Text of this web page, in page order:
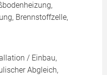
Brennstoffzelle,
/ Einbau,
Abgleich,